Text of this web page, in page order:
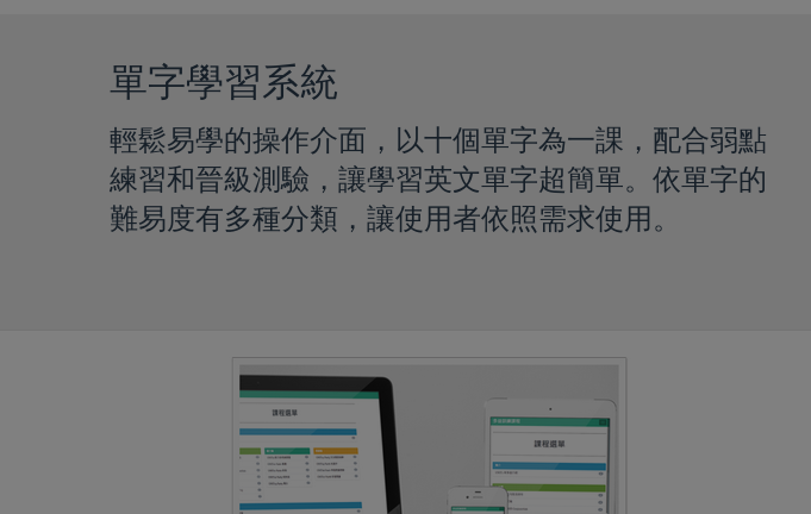
單字學習系統
輕鬆易學的操作介面，以十個單字為一課，配合弱點
練習和晉級測驗，讓學習英文單字超簡單。依單字的
難易度有多種分類，讓使用者依照需求使用。